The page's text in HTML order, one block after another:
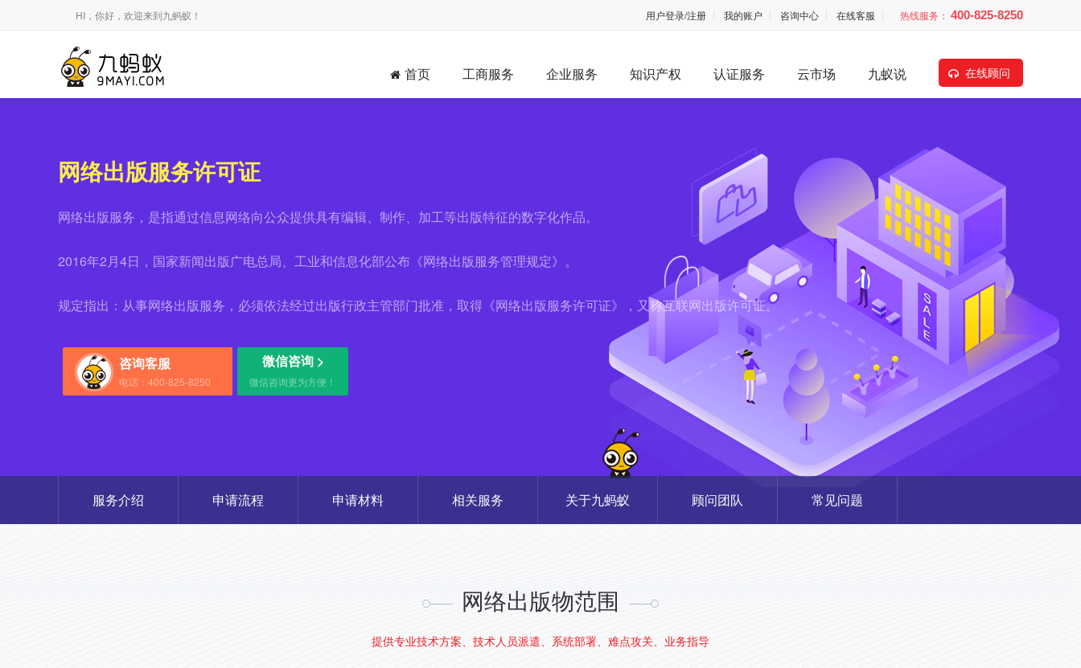
HI，你好，欢迎来到九蚂蚁！ 用户登录/注册 我的账户 咨询中心 在线客服 热线服务： 400-825-8250
在线顾问
首页 工商服务 企业服务 知识产权 认证服务 云市场 九蚁说
网络出版服务许可证
网络出版服务，是指通过信息网络向公众提供具有编辑、制作、加工等出版特征的数字化作品。
2016年2月4日，国家新闻出版广电总局、工业和信息化部公布《网络出版服务管理规定》。
规定指出：从事网络出版服务，必须依法经过出版行政主管部门批准，取得《网络出版服务许可证》，又称互联网出版许可证。
咨询客服
电话：400-825-8250
微信咨询 >
微信咨询更为方便！
服务介绍 申请流程 申请材料 相关服务 关于九蚂蚁 顾问团队 常见问题
网络出版物范围
提供专业技术方案、技术人员派遣、系统部署、难点攻关、业务指导